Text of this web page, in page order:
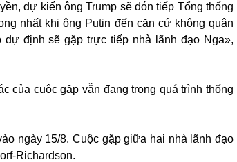
dự kiến ông Trump sẽ đón tiếp Tổng thống
nhất khi ông Putin đến căn cứ không quân
dự định sẽ gặp trực tiếp nhà lãnh đạo Nga»,
của cuộc gặp vẫn đang trong quá trình thống
ngày 15/8. Cuộc gặp giữa hai nhà lãnh đạo
Richardson.